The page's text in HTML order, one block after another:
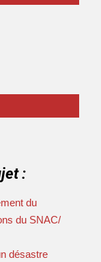
:
du
du SNAC/
désastre